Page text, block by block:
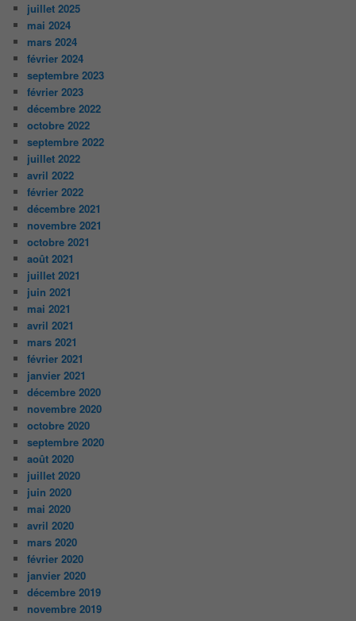
juillet 2025
mai 2024
mars 2024
février 2024
septembre 2023
février 2023
décembre 2022
octobre 2022
septembre 2022
juillet 2022
avril 2022
février 2022
décembre 2021
novembre 2021
octobre 2021
août 2021
juillet 2021
juin 2021
mai 2021
avril 2021
mars 2021
février 2021
janvier 2021
décembre 2020
novembre 2020
octobre 2020
septembre 2020
août 2020
juillet 2020
juin 2020
mai 2020
avril 2020
mars 2020
février 2020
janvier 2020
décembre 2019
novembre 2019